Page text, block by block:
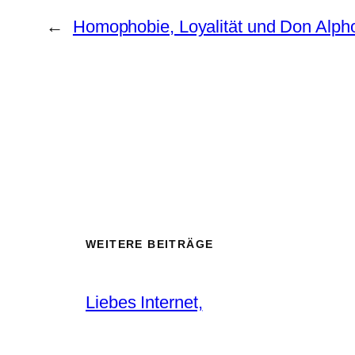
← Homophobie, Loyalität und Don
WEITERE BEITRÄGE
Liebes Internet,